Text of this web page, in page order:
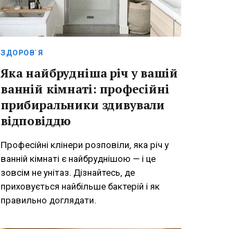
ЗДОРОВ`Я
Яка найбрудніша річ у вашій
ванній кімнаті: професійні
прибиральники здивували
відповіддю
Професійні клінери розповіли, яка річ у
ванній кімнаті є найбруднішою — і це
зовсім не унітаз. Дізнайтесь, де
приховується найбільше бактерій і як
правильно доглядати.